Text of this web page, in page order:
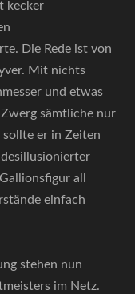
kecker
Die Rede ist von
Mit nichts
und etwas
sämtliche nur
er in Zeiten
all
einfach
stehen nun
im Netz.